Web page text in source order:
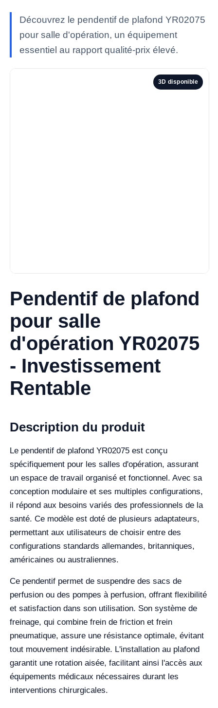
Découvrez le pendentif de plafond YR02075
pour salle d'opération, un équipement
essentiel au rapport qualité-prix élevé.
3D disponible
Pendentif de plafond
pour salle
d'opération YR02075
- Investissement
Rentable
Description du produit
Le pendentif de plafond YR02075 est conçu
spécifiquement pour les salles d'opération, assurant
un espace de travail organisé et fonctionnel. Avec sa
conception modulaire et ses multiples configurations,
il répond aux besoins variés des professionnels de la
santé. Ce modèle est doté de plusieurs adaptateurs,
permettant aux utilisateurs de choisir entre des
configurations standards allemandes, britanniques,
américaines ou australiennes.
Ce pendentif permet de suspendre des sacs de
perfusion ou des pompes à perfusion, offrant flexibilité
et satisfaction dans son utilisation. Son système de
freinage, qui combine frein de friction et frein
pneumatique, assure une résistance optimale, évitant
tout mouvement indésirable. L'installation au plafond
garantit une rotation aisée, facilitant ainsi l'accès aux
équipements médicaux nécessaires durant les
interventions chirurgicales.